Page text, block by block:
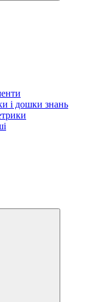
і дошки знань